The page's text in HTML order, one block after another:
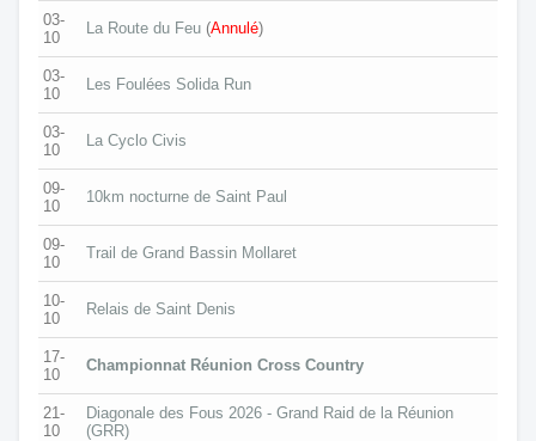
03-
10
La Route du Feu (Annulé)
03-
10
Les Foulées Solida Run
03-
10
La Cyclo Civis
09-
10
10km nocturne de Saint Paul
09-
10
Trail de Grand Bassin Mollaret
10-
10
Relais de Saint Denis
17-
10
Championnat Réunion Cross Country
21-
10
Diagonale des Fous 2026 - Grand Raid de la Réunion
(GRR)